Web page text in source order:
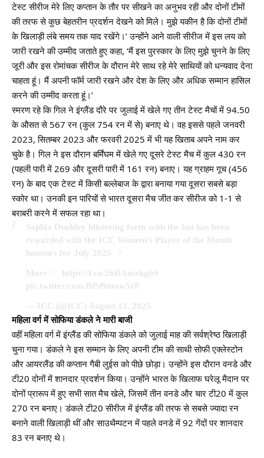
टेस्ट सीरीज मेरे लिए कप्तान के तौर पर सीखने का अनुभव रही और दोनों टीमों
की तरफ से कुछ बेहतरीन प्रदर्शन देखने को मिले। मुझे यकीन है कि दोनों टीमों
के खिलाड़ी लंबे समय तक याद रखेंगे।’ उन्होंने आने वाली सीरीज में इस लय को
जारी रखने की उम्मीद जताते हुए कहा, ‘मैं इस पुरस्कार के लिए मुझे चुनने के लिए
जूरी और इस रोमांचक सीरीज के दौरान मेरे साथ रहे मेरे साथियों को धन्यवाद देना
चाहता हूं। मैं अपनी फॉर्म जारी रखने और देश के लिए और अधिक सम्मान हासिल
करने की उम्मीद करता हूं।’
स्मरण रहे कि गिल ने इंग्लैंड दौरे पर जुलाई में खेले गए तीन टेस्ट मैचों में 94.50
के औसत से 567 रन (कुल 754 रन में से) बनाए थे। वह इससे पहले जनवरी
2023, सितम्बर 2023 और फरवरी 2025 में भी यह खिताब अपने नाम कर
चुके है। गिल ने इस दौरान बर्मिंघम में खेले गए दूसरे टेस्ट मैच में कुल 430 रन
(पहली पारी में 269 और दूसरी पारी में 161 रन) बनाए। यह ग्राहम गूच (456
रन) के बाद एक टेस्ट में किसी बल्लेबाज के द्वारा बनाया गया दूसरा सबसे बड़ा
स्कोर था। उनकी इन पारियों से भारत दूसरा मैच जीत कर सीरीज को 1-1 से
बराबरी करने में सफल रहा था।
Sophia Dunkley blistering form with the bat has been
rewarded with the ICC Women's Player of the Month
honours for July 2025
More
https://t.co/26DAmekgbS
pic.twitter.com/BPd9mow5rP
— ICC (@ICC) August 12, 2025
महिला वर्ग में सोफिया डंकले ने मारी बाजी
वहीं महिला वर्ग में इंग्लैंड की सोफिया डंकले को जुलाई माह की सर्वश्रेष्ठ खिलाड़ी
चुना गया। डंकले ने इस सम्मान के लिए अपनी टीम की साथी सोफी एक्लेस्टोन
और आयरलैंड की कप्तान गैबी लुईस को पीछे छोड़ा। उन्होंने इस दौरान वनडे और
टी20 दोनों में शानदार प्रदर्शन किया। उन्होंने भारत के खिलाफ घरेलू मैदान पर
दोनों प्रारूप में हुए सभी सात मैच खेले, जिसमें तीन वनडे और चार टी20 में कुल
270 रन बनाए। डंकले टी20 सीरीज में इंग्लैंड की तरफ से सबसे ज्यादा रन
बनाने वाली खिलाड़ी थीं और साउथैम्पटन में पहले वनडे में 92 गेंदों पर शानदार
83 रन बनाए थे।